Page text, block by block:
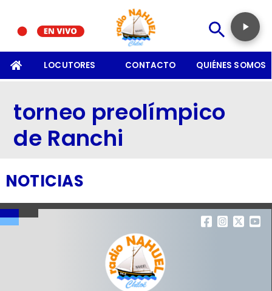
LOCUTORES CONTACTO QUIÉNES SOMOS
torneo preolímpico
de Ranchi
NOTICIAS